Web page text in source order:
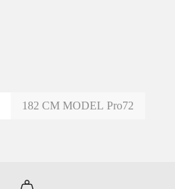
182 CM MODEL Pro72